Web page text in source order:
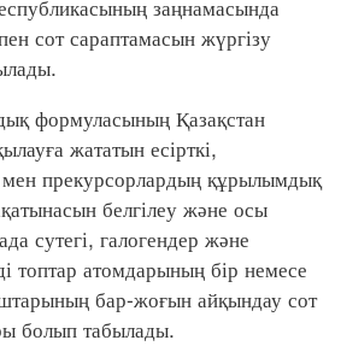
заңнамасында
сот сараптамасын жүргізу
формуласының Қазақстан
жататын есірткі,
мен прекурсорлардың құрылымдық
белгілеу және осы
сутегі, галогендер және
топтар атомдарының бір немесе
бар-жоғын айқындау сот
болып табылады.